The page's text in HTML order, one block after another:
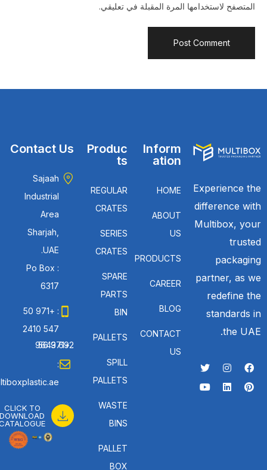
المتصفح لاستخدامها المرة المقبلة في تعليقي.
Experience the
difference with
Multibox, your
trusted
packaging
partner, as we
redefine the
standards in
the UAE.
Inform
ation
HOME
ABOUT
US
PRODUCTS
CAREER
BLOG
CONTACT
US
Produc
ts
REGULAR
CRATES
SERIES
CRATES
SPARE
PARTS
BIN
PALLETS
SPILL
PALLETS
WASTE
BINS
PALLET
BOX
Contact Us
Sajaah
Industrial
Area
Sharjah,
UAE.
Po Box :
6317
: +971 50
547 2410
: +971 56 692 9643
:
CLICK TO
DOWNLOAD